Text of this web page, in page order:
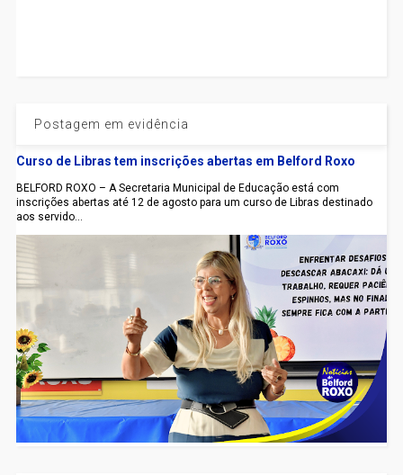
Postagem em evidência
Curso de Libras tem inscrições abertas em Belford Roxo
BELFORD ROXO – A Secretaria Municipal de Educação está com
inscrições abertas até 12 de agosto para um curso de Libras destinado
aos servido...